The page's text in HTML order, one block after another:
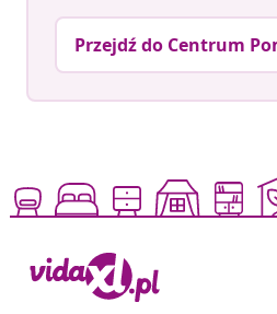
Przejdź do Centrum